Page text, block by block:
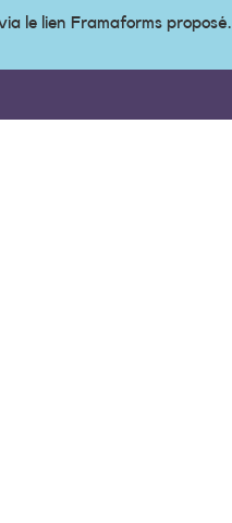
le lien Framaforms proposé.